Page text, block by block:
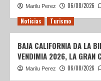
Marilu Perez 06/08/2026
Noticias Turismo
BAJA CALIFORNIA DA LA
VENDIMIA 2026, LA GRAN
Marilu Perez 06/08/2026